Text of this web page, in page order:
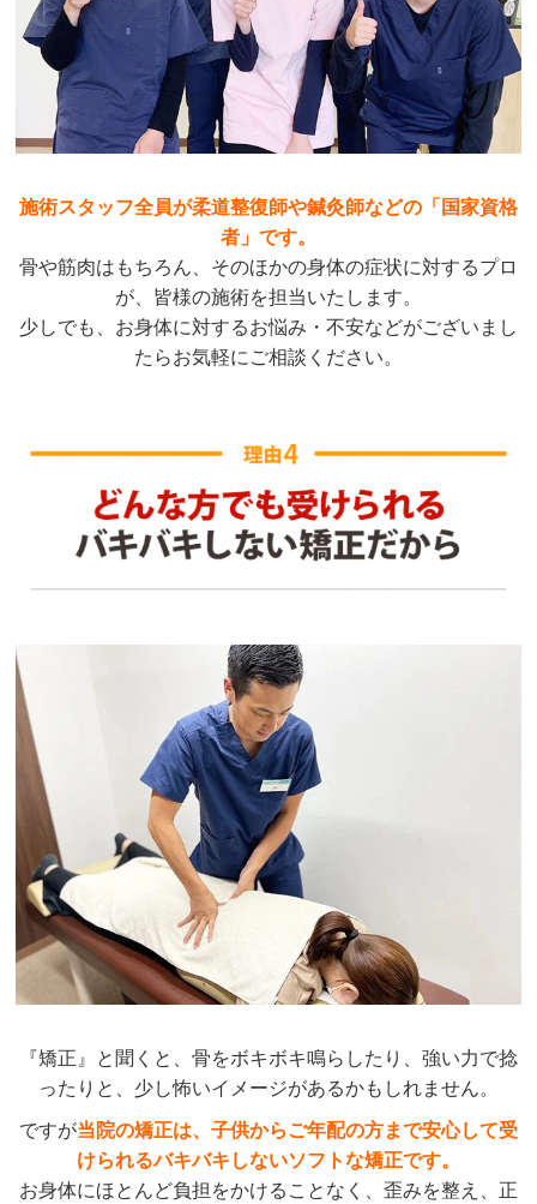
施術スタッフ全員が柔道整復師や鍼灸師などの「国家資格
者」です。
骨や筋肉はもちろん、そのほかの身体の症状に対するプロ
が、皆様の施術を担当いたします。
少しでも、お身体に対するお悩み・不安などがございまし
たらお気軽にご相談ください。
『矯正』と聞くと、骨をボキボキ鳴らしたり、強い力で捻
ったりと、少し怖いイメージがあるかもしれません。
ですが当院の矯正は、子供からご年配の方まで安心して受
けられるバキバキしないソフトな矯正です。
お身体にほとんど負担をかけることなく、歪みを整え、正